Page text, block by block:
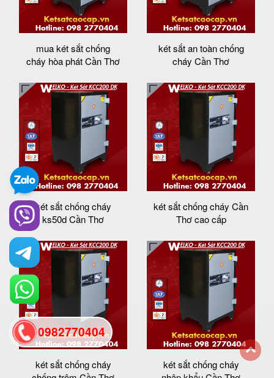
mua két sắt chống
cháy hòa phát Cần Thơ
két sắt an toàn chống
cháy Cần Thơ
két sắt chống cháy
ks50d Cần Thơ
két sắt chống cháy Cần
Thơ cao cấp
két sắt chống cháy
két sắt chống cháy
0982770404